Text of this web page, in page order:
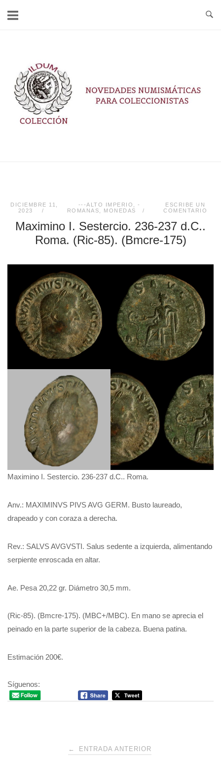
DICIEMBRE 11,
2023
---ALTO IMPERIO ,-
ROMANAS
MONEDAS
ESCRIBE UN
COMENTARIO
Maximino I. Sestercio. 236-237 d.C..
Roma. (Ric-85). (Bmcre-175)
Maximino I. Sestercio. 236-237 d.C.. Roma.
Anv.: MAXIMINVS PIVS AVG GERM. Busto laureado,
drapeado y con coraza a derecha.
Rev.: SALVS AVGVSTI. Salus sedente a izquierda, alimentando
serpiente enroscada en altar.
Ae. Pesa 20,22 gr. Diámetro 30,5 mm.
(Ric-85). (Bmcre-175). (MBC+/MBC). En mano se aprecia el
peinado en la parte superior de la cabeza. Buena patina.
Estimación 200€.
Síguenos:
Navegación
← ENTRADA ANTERIOR